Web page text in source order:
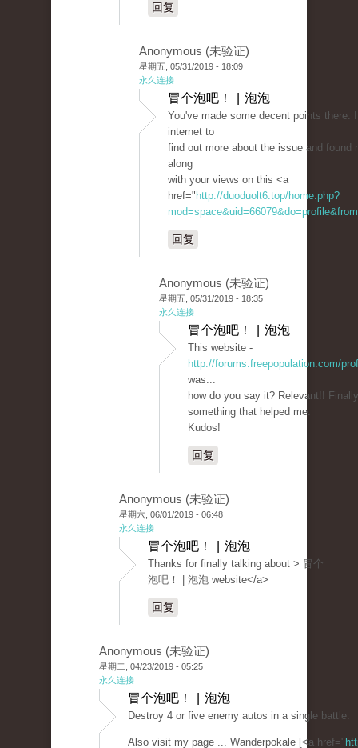
回复
Anonymous (未验证)
星期五, 05/31/2019 - 18:09
永久连接
冒个泡吧！ | 泡泡
You've made some decent points there.
internet to
find out more about the issue and found
along
with your views on this <a
href=" http://duoduolt6.top/home.php?
回复
Anonymous (未验证)
星期五, 05/31/2019 - 18:35
永久连接
冒个泡吧！ | 泡泡
This website -
http://forums.freepopulation.com/
was...
how do you say it? Relevant!!
something that helped me.
Kudos!
回复
Anonymous (未验证)
星期六, 06/01/2019 - 06:48
永久连接
冒个泡吧！ | 泡泡
Thanks for finally talking about > 冒个
泡吧！ | 泡泡 website</a>
回复
Anonymous (未验证)
星期二, 04/23/2019 - 05:25
永久连接
冒个泡吧！ | 泡泡
Destroy 4 or five enemy autos in a single battle.
Also visit my page ... Wanderpokale [<a href="